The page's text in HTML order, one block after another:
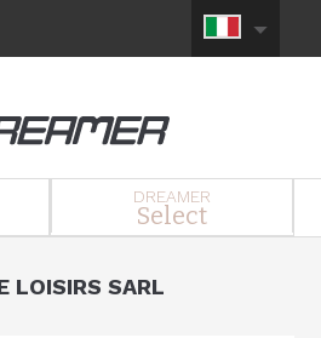
DREAMER
Select
LOISIRS SARL